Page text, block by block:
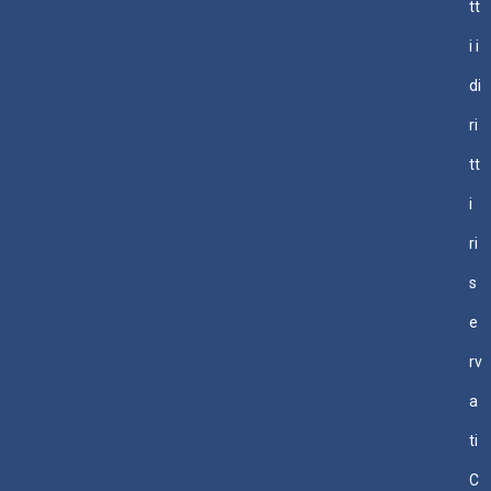
tt
i i
di
ri
tt
i
ri
s
e
rv
a
ti
C